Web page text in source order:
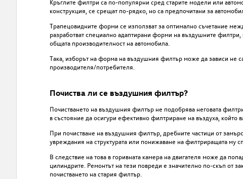
Кръглите филтри са по-популярни сред старите модели или
конструкция, се срещат по-рядко, но са предпочитани за
Трапецовидните форми се използват за оптимално съчетание
разработват специално адаптирани форми на въздушните филтри,
общата производителност на автомобила.
Така, изборът на форма на въздушния филтър може да зависи не
производителя/потребителя.
Почиства ли се въздушния филтър?
Почистването на въздушния филтър не подобрява неговата
в състояние да осигури ефективно филтриране на въздуха, който
При почистване на въздушния филтър, дребните частици от
увреждания на структурата или понижаване на филтриращата му
В следствие на това в горивната камера на двигателя може да
цилиндрите. Ремонтът на тези повреди е значително по-скъп от
почистването на стария филтър.